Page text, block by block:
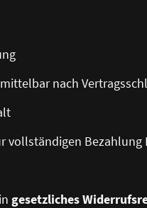
nach
vollständigen Bezahlung
gesetzliches